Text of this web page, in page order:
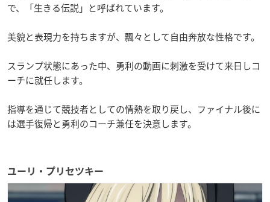
で、「生きる伝説」と呼ばれています。
美貌と表現力を持ちますが、飄々として自由奔放な性格です。
スランプ状態にあった中、勇利の動画に刺激を受けて来日しコ
ーチに就任します。
指導を通じて競技者としての情熱を取り戻し、ファイナル後に
は選手復帰と勇利のコーチ兼任を決意します。
ユーリ・プリセツキー